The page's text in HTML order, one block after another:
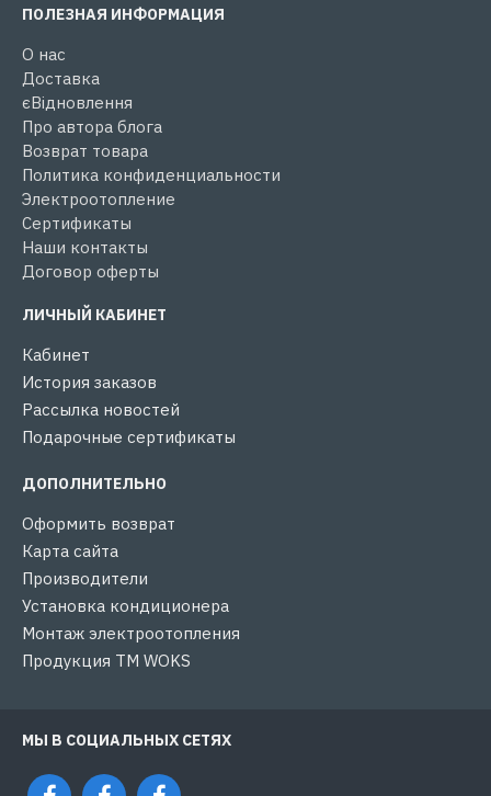
ПОЛЕЗНАЯ ИНФОРМАЦИЯ
О нас
Доставка
єВідновлення
Про автора блога
Возврат товара
Политика конфиденциальности
Электроотопление
Сертификаты
Наши контакты
Договор оферты
ЛИЧНЫЙ КАБИНЕТ
Кабинет
История заказов
Рассылка новостей
Подарочные сертификаты
ДОПОЛНИТЕЛЬНО
Оформить возврат
Карта сайта
Производители
Установка кондиционера
Монтаж электроотопления
Продукция ТМ WOKS
МЫ В СОЦИАЛЬНЫХ СЕТЯХ